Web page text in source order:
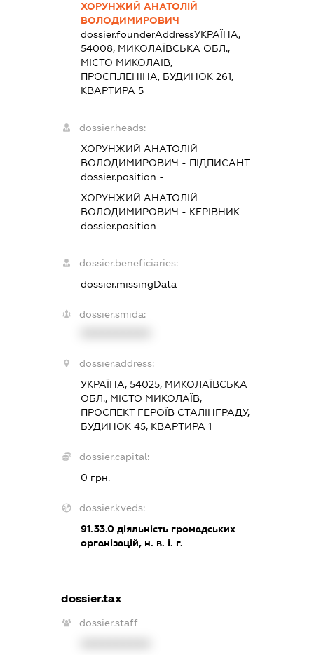
ХОРУНЖИЙ АНАТОЛІЙ
ВОЛОДИМИРОВИЧ
dossier.founderAddressУКРАЇНА,
54008, МИКОЛАЇВСЬКА ОБЛ.,
МІСТО МИКОЛАЇВ,
ПРОСП.ЛЕНІНА, БУДИНОК 261,
КВАРТИРА 5
dossier.heads:
ХОРУНЖИЙ АНАТОЛІЙ
ВОЛОДИМИРОВИЧ - ПІДПИСАНТ
dossier.position -
ХОРУНЖИЙ АНАТОЛІЙ
ВОЛОДИМИРОВИЧ - КЕРІВНИК
dossier.position -
dossier.beneficiaries:
dossier.missingData
dossier.smida:
dossier.address:
УКРАЇНА, 54025, МИКОЛАЇВСЬКА
ОБЛ., МІСТО МИКОЛАЇВ,
ПРОСПЕКТ ГЕРОЇВ СТАЛІНГРАДУ,
БУДИНОК 45, КВАРТИРА 1
dossier.capital:
0 грн.
dossier.kveds:
91.33.0 діяльність громадських
організацій, н. в. і. г.
dossier.tax
dossier.staff